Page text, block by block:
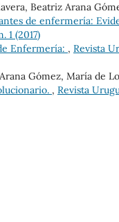
Beatriz Arana
de enfermería:
1 (2017)
Enfermería: , Revista
Gómez, María de
, Revista